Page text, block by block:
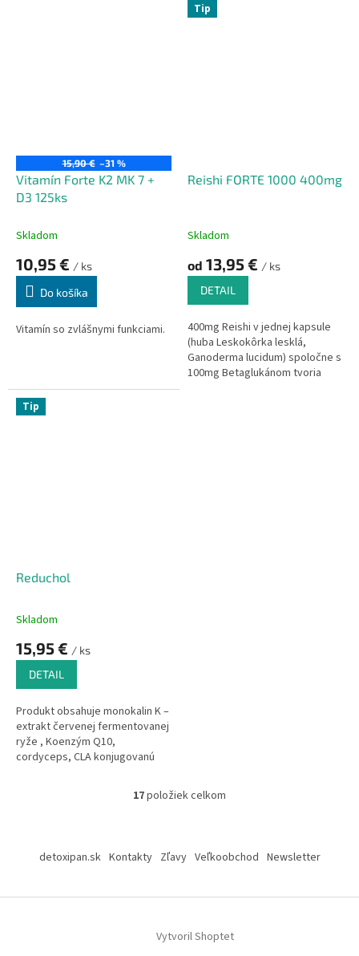
15,90 € –31 %
Vitamín Forte K2 MK 7 +
D3 125ks
Skladom
10,95 € / ks
Do košíka
Vitamín so zvlášnymi funkciami.
Tip
Reishi FORTE 1000 400mg
Skladom
od 13,95 € / ks
DETAIL
400mg Reishi v jednej kapsule
(huba Leskokôrka lesklá,
Ganoderma lucidum) spoločne s
100mg Betaglukánom tvoria
Tip
Reduchol
Priemerné
produktu
5
hviezdičiek.
Skladom
15,95 € / ks
DETAIL
Produkt obsahuje monokalin K –
extrakt červenej fermentovanej
ryže , Koenzým Q10,
cordyceps, CLA konjugovanú
čierny cesnak – podporuje
normálnu hladinu cholesterolu,
O
d
c
p
17položiek celkom
detoxipan.sk Kontakty Zľavy Veľkoobchod Newsletter
Vytvoril Shoptet